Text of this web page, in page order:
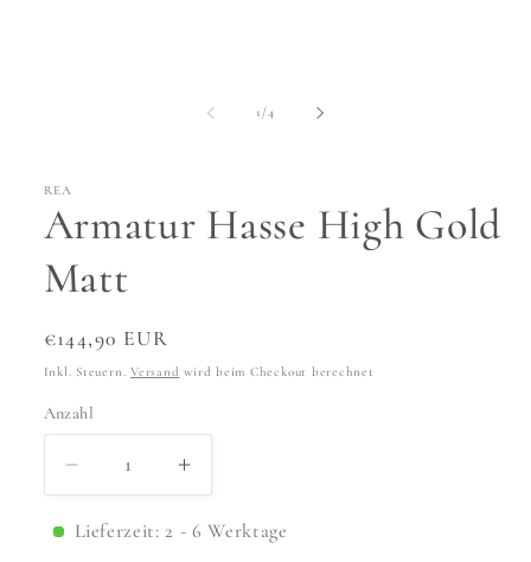
1 /von
4
REA
Armatur Hasse High Gold
Matt
Normaler
Preis
€144,90 EUR
Inkl. Steuern.Versand wird beim Checkout berechnet
Anzahl
Anzahl
Verringere
die
Menge
Erhöhe
die
Menge
Lieferzeit: 2 - 6 Werktage